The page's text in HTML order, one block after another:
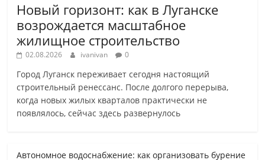
Новый горизонт: как в Луганске
возрождается масштабное
жилищное строительство
02.08.2026 ivanivan 0
Город Луганск переживает сегодня настоящий
строительный ренессанс. После долгого перерыва,
когда новых жилых кварталов практически не
появлялось, сейчас здесь развернулось
Автономное водоснабжение: как организовать бурение